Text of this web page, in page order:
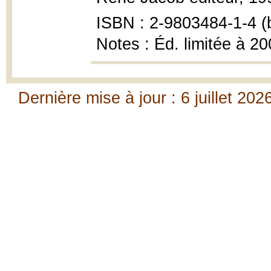
ISBN : 2-9803484-1-4
Notes : Éd. limitée à
Dernière mise à jour : 6 juillet